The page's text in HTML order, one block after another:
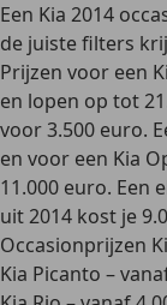
Een Kia 2014
de juiste filters
Prijzen voor een
en lopen op tot
voor 3.500 euro.
en voor een Kia
11.000 euro. Een
uit 2014 kost je
Occasionprijzen
Kia Picanto –